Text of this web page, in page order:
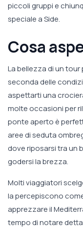
piccoli gruppi e
speciale a Side.
Cosa
La bellezza di un tour
seconda delle
aspettarti una
molte occasioni per
ponte aperto è
aree di seduta
dove riposarsi tra un
godersi la brezza.
Molti viaggiatori
la percepiscono
apprezzare il
tempo di notare